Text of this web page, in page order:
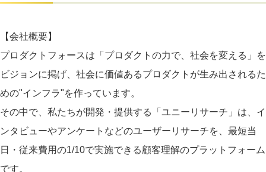
【会社概要】
プロダクトフォースは「プロダクトの力で、社会を変える」を
ビジョンに掲げ、社会に価値あるプロダクトが生み出されるた
めの"インフラ"を作っています。
その中で、私たちが開発・提供する「ユニーリサーチ」は、イ
ンタビューやアンケートなどのユーザーリサーチを、最短当
日・従来費用の1/10で実施できる顧客理解のプラットフォーム
です。